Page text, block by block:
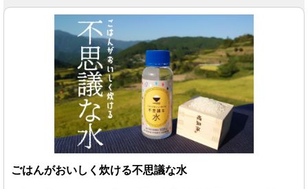
ごはんがおいしく炊ける不思議な水